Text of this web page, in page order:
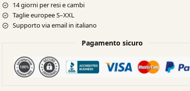
14 giorni per resi e cambi
Taglie europee S–XXL
Supporto via email in italiano
Pagamento sicuro